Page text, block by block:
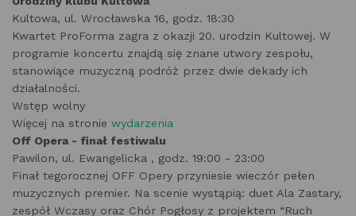
Kultowa, ul. Wrocławska 16, godz. 18:30
Kwartet ProForma zagra z okazji 20. urodzin Kultowej. W
programie koncertu znajdą się znane utwory zespołu,
stanowiące muzyczną podróż przez dwie dekady ich
działalności.
Wstęp wolny
Więcej na stronie wydarzenia
Off Opera - finał festiwalu
Pawilon, ul. Ewangelicka , godz. 19:00 - 23:00
Finał tegorocznej OFF Opery przyniesie wieczór pełen
muzycznych premier. Na scenie wystąpią: duet Ala Zastary,
zespół Wczasy oraz Chór Pogłosy z projektem “Ruch